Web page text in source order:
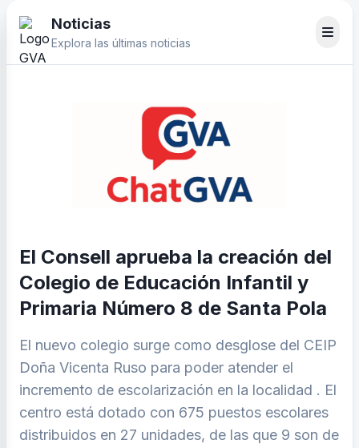
Noticias
Explora las últimas noticias
El Consell aprueba la creación del
Colegio de Educación Infantil y
Primaria Número 8 de Santa Pola
El nuevo colegio surge como desglose del CEIP
Doña Vicenta Ruso para poder atender el
incremento de escolarización en la localidad . El
centro está dotado con 675 puestos escolares
distribuidos en 27 unidades, de las que 9 son de